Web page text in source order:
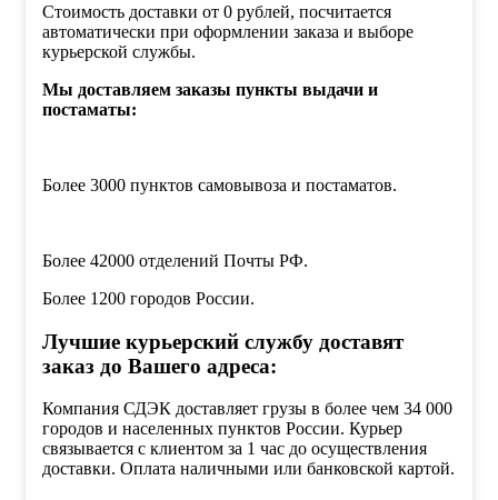
Стоимость доставки от 0 рублей, посчитается
автоматически при оформлении заказа и выборе
курьерской службы.
Мы доставляем заказы пункты выдачи и
постаматы:
Более 3000 пунктов самовывоза и постаматов.
Более 42000 отделений Почты РФ.
Более 1200 городов России.
Лучшие курьерский службу доставят
заказ до Вашего адреса:
Компания СДЭК доставляет грузы в более чем 34 000
городов и населенных пунктов России. Курьер
связывается с клиентом за 1 час до осуществления
доставки. Оплата наличными или банковской картой.